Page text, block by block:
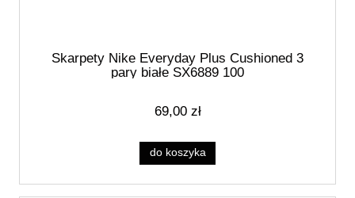
Skarpety Nike Everyday Plus Cushioned 3
pary białe SX6889 100
69,00 zł
do koszyka